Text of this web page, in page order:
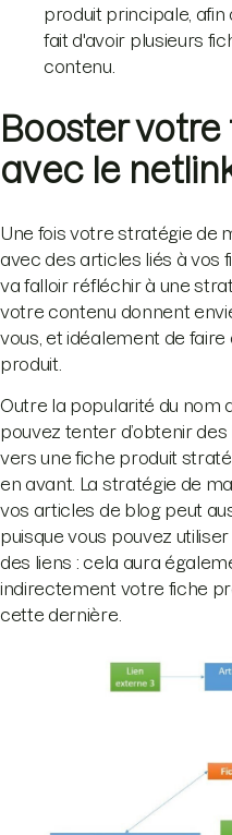
produit principale, afin
fait d'avoir plusieurs
contenu.
Booster
avec le
Une fois votre stratégie de
avec des articles liés à vos
va falloir réfléchir à une
votre contenu donnent
vous, et idéalement de
produit.
Outre la popularité du nom
pouvez tenter d’obtenir
vers une fiche produit
en avant. La stratégie de
vos articles de blog peut
puisque vous pouvez
des liens : cela aura
indirectement votre fiche
cette dernière.